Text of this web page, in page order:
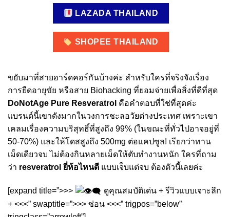
LAZADA THAILAND
SHOPEE THAILAND
ขยับมาที่สายฮาร์ดคอร์กันบ้างค่ะ สำหรับใครที่จริงจังเรื่อง
การยืดอายุขัย หรือสาย Biohacking ที่ยอมจ่ายเพื่อสิ่งที่ดีที่สุด
DoNotAge Pure Resveratrol คือคำตอบที่ใช่ที่สุดค่ะ
แบรนด์นี้เขาดังมากในวงการชะลอวัยต่างประเทศ เพราะเขา
เคลมเรื่องความบริสุทธิ์ที่สูงถึง 99% (ในขณะที่ทั่วไปอาจอยู่ที่
50-70%) และให้โดสสูงถึง 500mg ต่อแคปซูล! เรียกว่าทาน
เม็ดเดียวจบ ไม่ต้องกินหลายเม็ดให้ตับทำงานหนัก ใครที่ถาม
ว่า resveratrol ยี่ห้อไหนดี แบบเจ็บแต่จบ ต้องตัวนี้เลยค่ะ
[expand title=”>>>
ดูคุณสมบัติเด่น + รีวิวแบบเจาะลึก
+ <<<” swaptitle=”>>> ซ่อน <<<” trigpos=”below”